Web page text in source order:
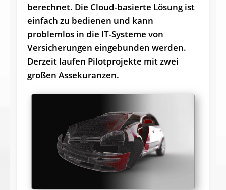
berechnet. Die Cloud-basierte Lösung ist
einfach zu bedienen und kann
problemlos in die IT-Systeme von
Versicherungen eingebunden werden.
Derzeit laufen Pilotprojekte mit zwei
großen Assekuranzen.